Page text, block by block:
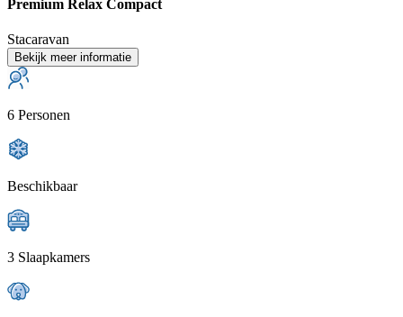
Premium Relax Compact
Stacaravan
Bekijk meer informatie
6 Personen
Beschikbaar
3 Slaapkamers